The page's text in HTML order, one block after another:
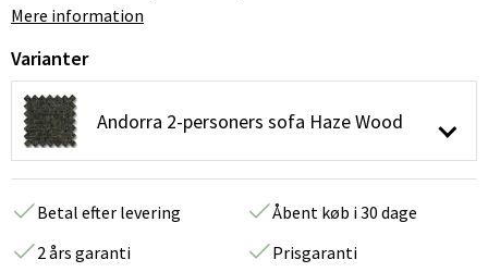
Mere information
Varianter
Andorra 2-personers sofa Haze Wood
Betal efter levering
Åbent køb i 30 dage
2 års garanti
Prisgaranti